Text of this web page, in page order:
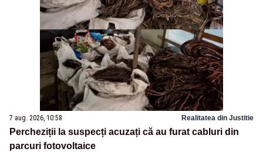
7 aug. 2026, 10:58 Realitatea din Justitie
Percheziții la suspecți acuzați că au furat cabluri din
parcuri fotovoltaice